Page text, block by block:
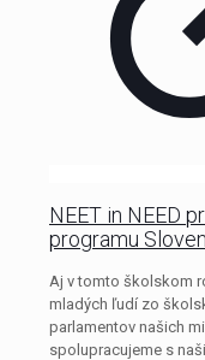
NEET in NEED
programu
Aj v tomto školskom
mladých ľudí zo
parlamentov našich
spolupracujeme s